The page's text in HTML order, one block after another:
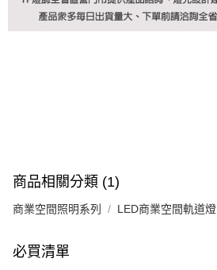
商品相關分類 (1)
商業空間照明系列 LED商業空間軌道燈
必買清單